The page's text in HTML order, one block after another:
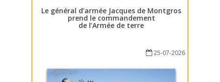
Le général d’armée Jacques de Montgros
prend le commandement
de l’Armée de terre
25-07-2026